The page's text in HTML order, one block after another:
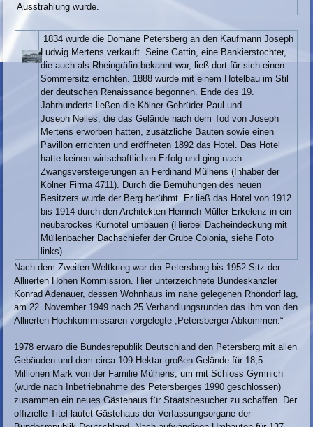
Ausstrahlung wurde.
1834 wurde die Domäne Petersberg an den Kaufmann Joseph
Ludwig Mertens verkauft. Seine Gattin, eine Bankierstochter,
die auch als Rheingräfin bekannt war, ließ dort für sich einen
Sommersitz errichten. 1888 wurde mit einem Hotelbau im Stil
der deutschen Renaissance begonnen. Ende des 19.
Jahrhunderts ließen die Kölner Gebrüder Paul und
Joseph Nelles, die das Gelände nach dem Tod von Joseph
Mertens erworben hatten, zusätzliche Bauten sowie einen
Pavillon errichten und eröffneten 1892 das Hotel. Das Hotel
hatte keinen wirtschaftlichen Erfolg und ging nach
Zwangsversteigerungen an Ferdinand Mülhens (Inhaber der
Kölner Firma 4711). Durch die Bemühungen des neuen
Besitzers wurde der Berg berühmt. Er ließ das Hotel von 1912
bis 1914 durch den Architekten Heinrich Müller-Erkelenz in ein
neubarockes Kurhotel umbauen (Hierbei Dacheindeckung mit
Müllenbacher Dachschiefer der Grube Colonia, siehe Foto
links).
Nach dem Zweiten Weltkrieg war der Petersberg bis 1952 Sitz der
Alliierten Hohen Kommission. Hier unterzeichnete Bundeskanzler
Konrad Adenauer, dessen Wohnhaus im nahe gelegenen Rhöndorf lag,
am 22. November 1949 nach 25 Verhandlungsrunden das ihm von den
Alliierten Hochkommissaren vorgelegte „Petersberger Abkommen.“
1978 erwarb die Bundesrepublik Deutschland den Petersberg mit allen
Gebäuden und dem circa 109 Hektar großen Gelände für 18,5
Millionen Mark von der Familie Mülhens, um mit Schloss Gymnich
(wurde nach Inbetriebnahme des Petersberges 1990 geschlossen)
zusammen ein neues Gästehaus für Staatsbesucher zu schaffen. Der
offizielle Titel lautet Gästehaus der Verfassungsorgane der